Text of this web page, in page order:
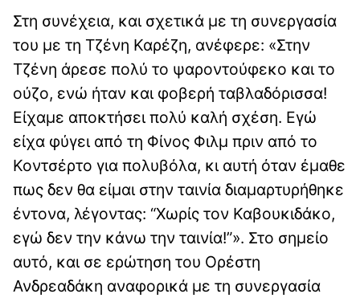
Στη συνέχεια, και σχετικά με τη συνεργασία
του με τη Τζένη Καρέζη, ανέφερε: «Στην
Τζένη άρεσε πολύ το ψαροντούφεκο και το
ούζο, ενώ ήταν και φοβερή ταβλαδόρισσα!
Είχαμε αποκτήσει πολύ καλή σχέση. Εγώ
είχα φύγει από τη Φίνος Φιλμ πριν από το
Κοντσέρτο για πολυβόλα, κι αυτή όταν έμαθε
πως δεν θα είμαι στην ταινία διαμαρτυρήθηκε
έντονα, λέγοντας: “Χωρίς τον Καβουκιδάκο,
εγώ δεν την κάνω την ταινία!”». Στο σημείο
αυτό, και σε ερώτηση του Ορέστη
Ανδρεαδάκη αναφορικά με τη συνεργασία